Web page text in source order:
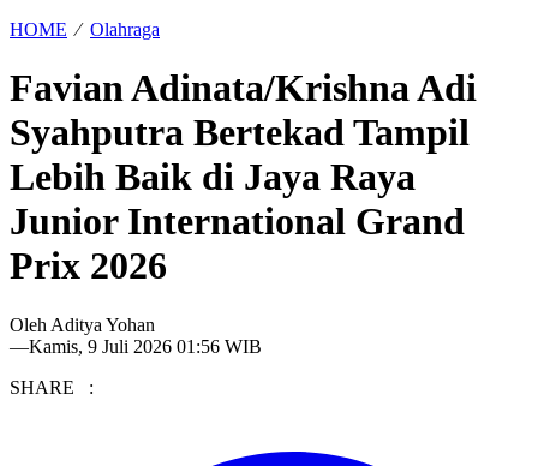
HOME ⁄ Olahraga
Favian Adinata/Krishna Adi
Syahputra Bertekad Tampil
Lebih Baik di Jaya Raya
Junior International Grand
Prix 2026
Oleh Aditya Yohan
—Kamis, 9 Juli 2026 01:56 WIB
SHARE :